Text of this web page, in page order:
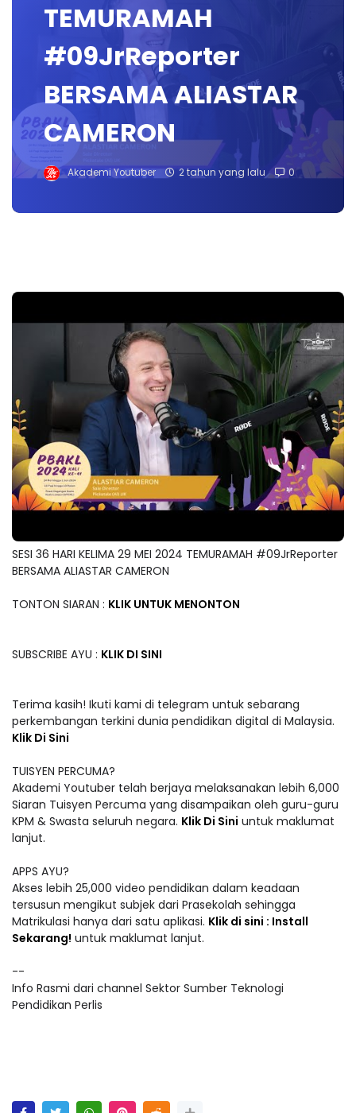
TEMURAMAH
#09JrReporter
BERSAMA ALIASTAR
CAMERON
Akademi Youtuber 2 tahun yang lalu 0
SESI 36 HARI KELIMA 29 MEI 2024 TEMURAMAH #09JrReporter
BERSAMA ALIASTAR CAMERON
TONTON SIARAN : KLIK UNTUK MENONTON
SUBSCRIBE AYU : KLIK DI SINI
Terima kasih! Ikuti kami di telegram untuk sebarang
perkembangan terkini dunia pendidikan digital di Malaysia.
Klik Di Sini
TUISYEN PERCUMA?
Akademi Youtuber telah berjaya melaksanakan lebih 6,000
Siaran Tuisyen Percuma yang disampaikan oleh guru-guru
KPM & Swasta seluruh negara. Klik Di Sini untuk maklumat
lanjut.
APPS AYU?
Akses lebih 25,000 video pendidikan dalam keadaan
tersusun mengikut subjek dari Prasekolah sehingga
Matrikulasi hanya dari satu aplikasi. Klik di sini : Install
Sekarang! untuk maklumat lanjut.
--
Info Rasmi dari channel Sektor Sumber Teknologi
Pendidikan Perlis